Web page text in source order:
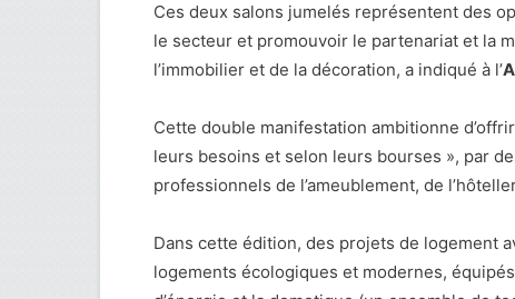
Ces deux salons jumelés représentent des
le secteur et promouvoir le partenariat et la
l’immobilier et de la décoration, a indiqué à l’
Cette double manifestation ambitionne
leurs besoins et selon leurs bourses », par
professionnels de l’ameublement, de
Dans cette édition, des projets de logement
logements écologiques et modernes,